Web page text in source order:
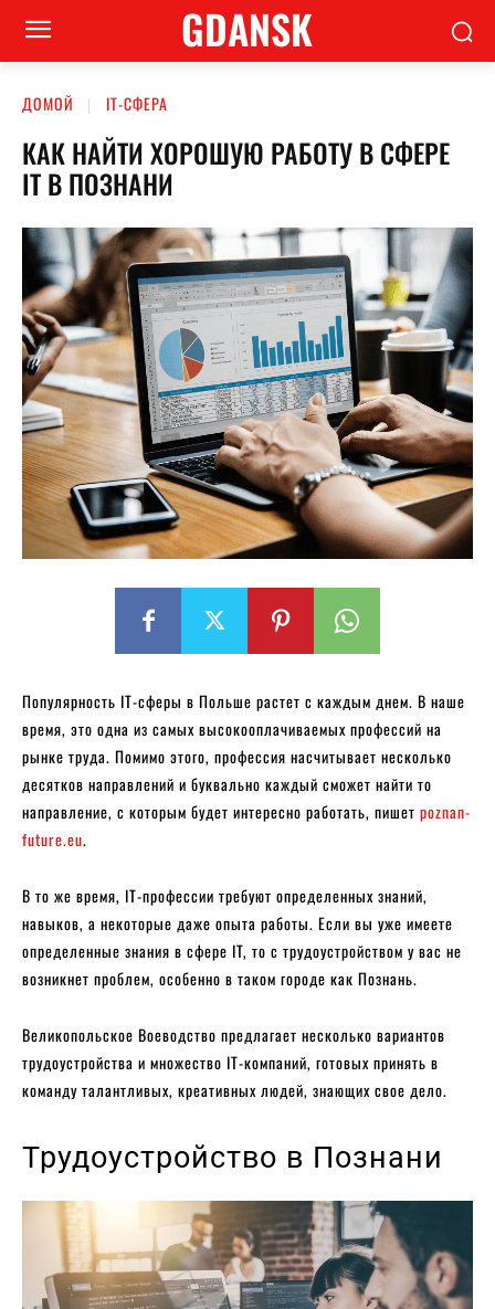
GDANSK
ДОМОЙ ІТ-СФЕРА
КАК НАЙТИ ХОРОШУЮ РАБОТУ В СФЕРЕ
IT В ПОЗНАНИ
Популярность IT-сферы в Польше растет с каждым днем. В наше
время, это одна из самых высокооплачиваемых профессий на
рынке труда. Помимо этого, профессия насчитывает несколько
десятков направлений и буквально каждый сможет найти то
направление, с которым будет интересно работать, пишет poznan-
future.eu.
В то же время, IT-профессии требуют определенных знаний,
навыков, а некоторые даже опыта работы. Если вы уже имеете
определенные знания в сфере IT, то с трудоустройством у вас не
возникнет проблем, особенно в таком городе как Познань.
Великопольское Воеводство предлагает несколько вариантов
трудоустройства и множество IT-компаний, готовых принять в
команду талантливых, креативных людей, знающих свое дело.
Трудоустройство в Познани